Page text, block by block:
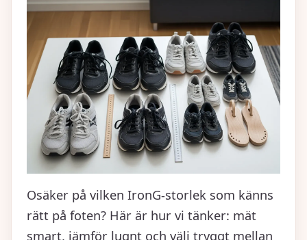
Osäker på vilken IronG-storlek som känns
rätt på foten? Här är hur vi tänker: mät
smart, jämför lugnt och välj tryggt mellan